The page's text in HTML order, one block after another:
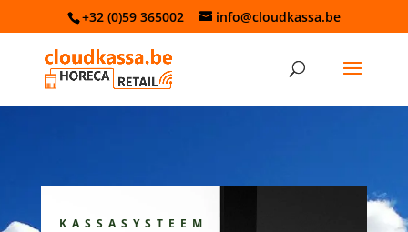
+32 (0)59 365002 info@cloudkassa.be
KASSASYSTEEM